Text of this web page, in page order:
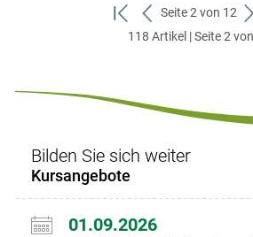
zum
ersten
zurück
zum
Seite 2 von 12
118 Artikel | Seite 2
Bilden Sie sich weiter
Kursangebote
01.09.2026